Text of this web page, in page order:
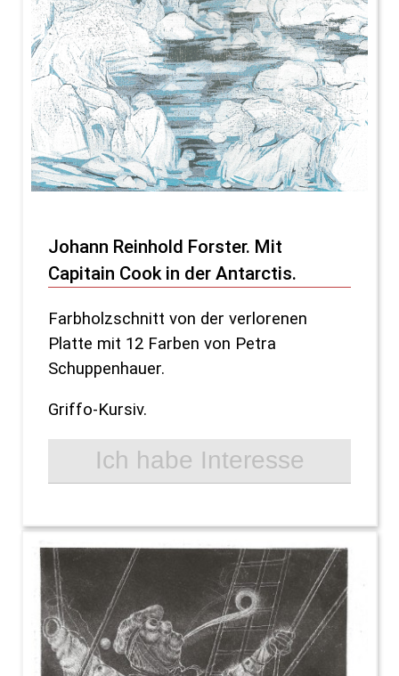
Johann Reinhold Forster. Mit
Capitain Cook in der Antarctis.
Farbholzschnitt von der verlorenen
Platte mit 12 Farben von Petra
Schuppenhauer.
Griffo-Kursiv.